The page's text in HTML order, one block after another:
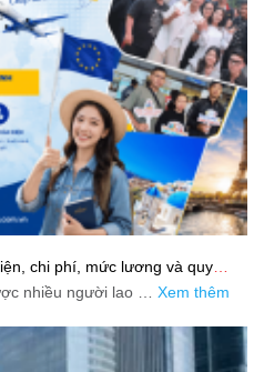
chi phí, mức lương và quy
nhiều người lao … Xem thêm